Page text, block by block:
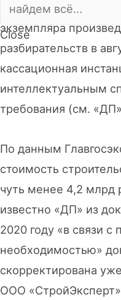
Close
млн рублей
экземпляра
разбирательств в
кассационная
интеллектуальным
требования (см.
По данным
стоимость
чуть менее 4,2 млрд
известно «ДП» из
2020 году «в связи с
необходимостью»
cкорректирована
ООО